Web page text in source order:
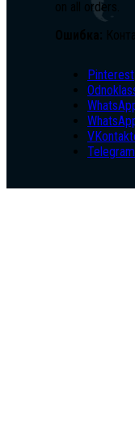
on all orders.
Ошибка:
Pinterest
Telegram